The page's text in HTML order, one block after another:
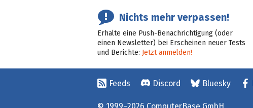
Nichts mehr verpassen!
Erhalte eine Push-Benachrichtigung (oder
einen Newsletter) bei Erscheinen neuer Tests
und Berichte: Jetzt anmelden!
Feeds Discord Bluesky